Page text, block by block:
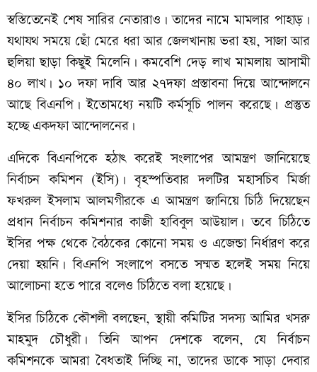
স্বস্তিতেনেই শেষ সারির নেতারাও। তাদের নামে মামলার পাহাড়।
যথাযথ সময়ে ছোঁ মেরে ধরা আর জেলখানায় ভরা হয়, সাজা আর
হুলিয়া ছাড়া কিছুই মিলেনি। কমবেশি দেড় লাখ মামলায় আসামী
৪০ লাখ। ১০ দফা দাবি আর ২৭দফা প্রস্তাবনা দিয়ে আন্দোলনে
আছে বিএনপি। ইতোমধ্যে নয়টি কর্মসূচি পালন করেছে। প্রস্তুত
হচ্ছে একদফা আন্দোলনের।
এদিকে বিএনপিকে হঠাৎ করেই সংলাপের আমন্ত্রণ জানিয়েছে
নির্বাচন কমিশন(ইসি)। বৃহস্পতিবার দলটির মহাসচিব মির্জা
ফখরুল ইসলাম আলমগীরকে এ আমন্ত্রণ জানিয়ে চিঠি দিয়েছেন
প্রধান নির্বাচন কমিশনার কাজী হাবিবুল আউয়াল। তবে চিঠিতে
ইসির পক্ষ থেকে বৈঠকের কোনো সময় ও এজেন্ডা নির্ধারণ করে
দেয়া হয়নি। বিএনপি সংলাপে বসতে সম্মত হলেই সময় নিয়ে
আলোচনা হতে পারে বলেও চিঠিতে বলা হয়েছে।
ইসির চিঠিকে কৌশলী বলছেন, স্থায়ী কমিটির সদস্য আমির খসরু
মাহমুদ চৌধুরী। তিনি আপন দেশকে বলেন, যে নির্বাচন
কমিশনকে আমরা বৈধতাই দিচ্ছি না, তাদের ডাকে সাড়া দেবার